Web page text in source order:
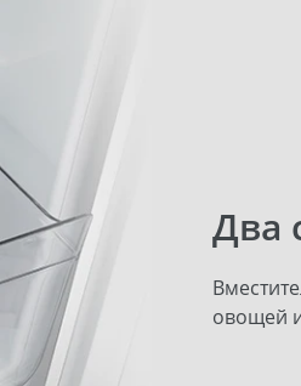
Два
овощей